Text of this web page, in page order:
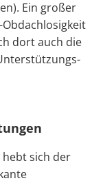
Ein großer
dort auch die
hebt sich der